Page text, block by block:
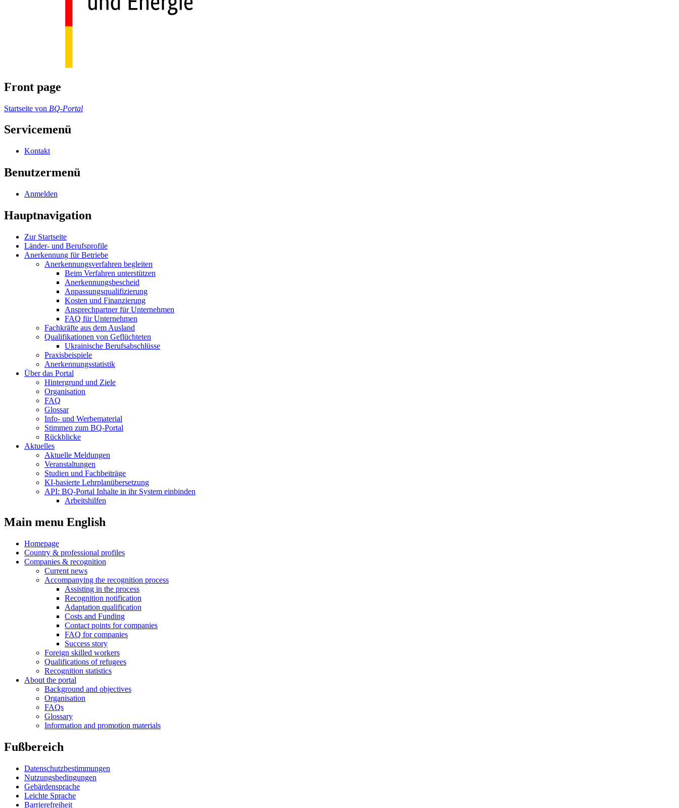
Front page
Startseite von BQ-Portal
Servicemenü
Kontakt
Benutzermenü
Anmelden
Hauptnavigation
Zur Startseite
Länder- und Berufsprofile
Anerkennung für Betriebe
Anerkennungsverfahren begleiten
Beim Verfahren unterstützen
Anerkennungsbescheid
Anpassungsqualifizierung
Kosten und Finanzierung
Ansprechpartner für Unternehmen
FAQ für Unternehmen
Fachkräfte aus dem Ausland
Qualifikationen von Geflüchteten
Ukrainische Berufsabschlüsse
Praxisbeispiele
Anerkennungsstatistik
Über das Portal
Hintergrund und Ziele
Organisation
FAQ
Glossar
Info- und Werbematerial
Stimmen zum BQ-Portal
Rückblicke
Aktuelles
Aktuelle Meldungen
Veranstaltungen
Studien und Fachbeiträge
KI-basierte Lehrplanübersetzung
API: BQ-Portal Inhalte in ihr System einbinden
Arbeitshilfen
Main menu English
Homepage
Country & professional profiles
Companies & recognition
Current news
Accompanying the recognition process
Assisting in the process
Recognition notification
Adaptation qualification
Costs and Funding
Contact points for companies
FAQ for companies
Success story
Foreign skilled workers
Qualifications of refugees
Recognition statistics
About the portal
Background and objectives
Organisation
FAQs
Glossary
Information and promotion materials
Fußbereich
Datenschutzbestimmungen
Nutzungsbedingungen
Gebärdensprache
Leichte Sprache
Barrierefreiheit